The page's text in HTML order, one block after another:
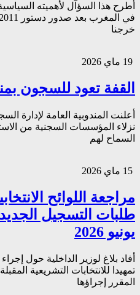
أطرح هذا السؤآل لأهميته
خرجنا
القفة تعود للسجون
أعلنت المندوبية العامة لإدارة
نزلاء المؤسسات السجنية من
السماح لهم
مراجعة اللوائح
يونيو 2026
أفاد بلاغ لوزير الداخلية حول
تمهيدا للانتخابات التشريعية
المقرر إجراؤها